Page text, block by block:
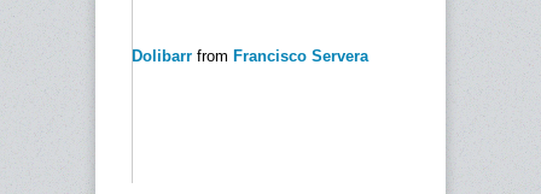
Dolibarr from Francisco Servera